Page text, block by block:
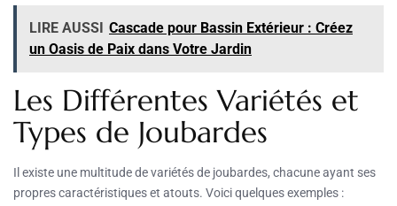
LIRE AUSSI Cascade pour Bassin Extérieur : Créez
un Oasis de Paix dans Votre Jardin
Les Différentes Variétés et
Types de Joubardes
Il existe une multitude de variétés de joubardes, chacune ayant ses
propres caractéristiques et atouts. Voici quelques exemples :